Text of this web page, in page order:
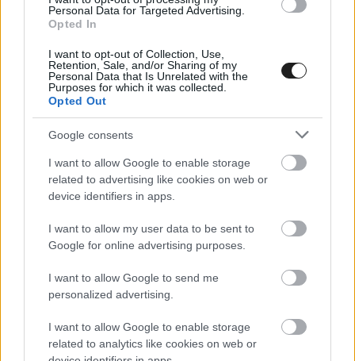
Personal Data for Targeted Advertising.
Opted In
I want to opt-out of Collection, Use,
Retention, Sale, and/or Sharing of my
Personal Data that Is Unrelated with the
Purposes for which it was collected.
Opted Out
Google consents
I want to allow Google to enable storage
related to advertising like cookies on web or
device identifiers in apps.
I want to allow my user data to be sent to
Google for online advertising purposes.
I want to allow Google to send me
personalized advertising.
I want to allow Google to enable storage
related to analytics like cookies on web or
mindenekelőtt a gyors kanyarokban mutatott
sebességet, és így alkalmazkodni az olyan
pályák követelményeihez, amilyen a burirami.”
A szinte hibátlan hétvégébe egy dolog rondított
bele az Aprilia szempontjából: Bezzecchi
harmadik szombati
bukása . Az olasz pilóta az
első helyről esett el a sprinten, és így hiába volt
egyértelműen ő a legerősebb Buriramban,
mégis Pedro Acosta vezeti jelenleg a tabellát. Ez
a bukás Rivolának is nagyon rosszul esett, mivel
meglátása szerint nem lesznek minden
helyszínen ennyivel a többiek előtt.